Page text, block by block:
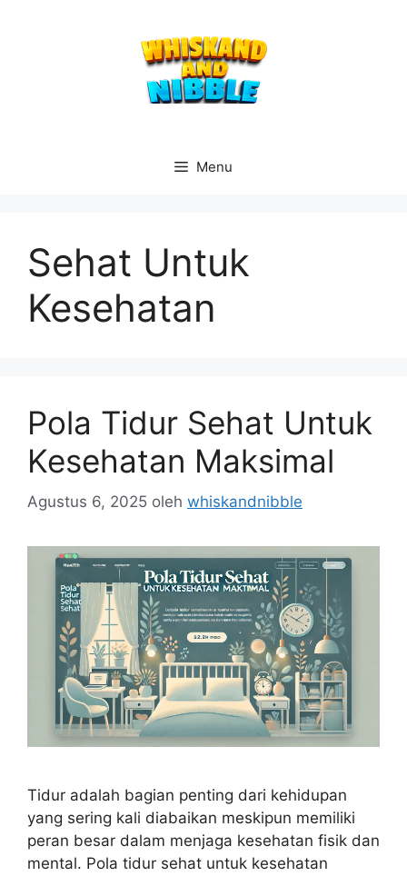
Menu
Sehat Untuk
Kesehatan
Pola Tidur Sehat Untuk
Kesehatan Maksimal
Agustus 6, 2025 oleh whiskandnibble
Tidur adalah bagian penting dari kehidupan
yang sering kali diabaikan meskipun memiliki
peran besar dalam menjaga kesehatan fisik dan
mental. Pola tidur sehat untuk kesehatan